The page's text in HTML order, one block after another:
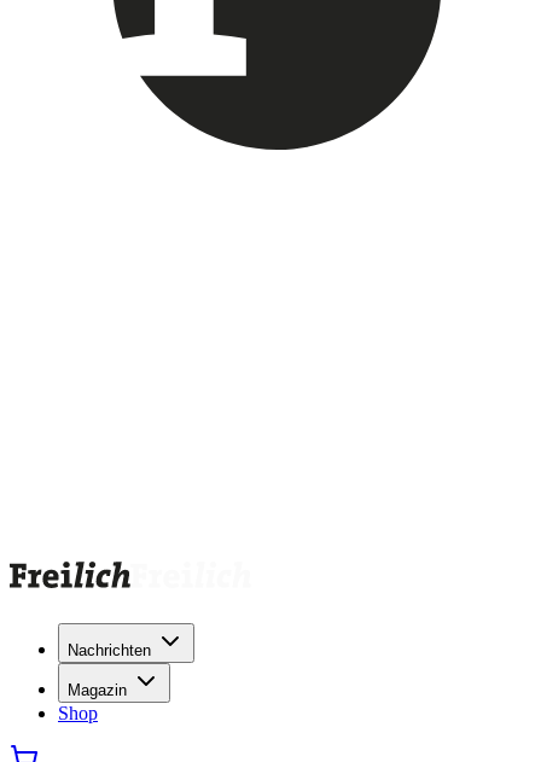
Nachrichten
Magazin
Shop